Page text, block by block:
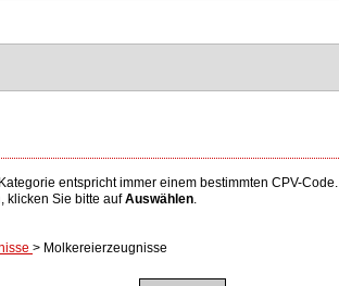
entspricht immer einem bestimmten CPV-
klicken Sie bitte aufAuswählen.
> Molkereierzeugnisse